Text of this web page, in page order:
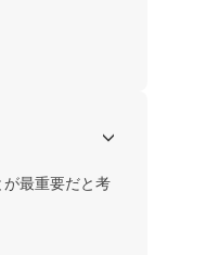
最重要だと考